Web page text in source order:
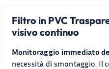
Filtro in PVC
visivo continuo
Monitoraggio immediato
necessità di smontaggio. Il